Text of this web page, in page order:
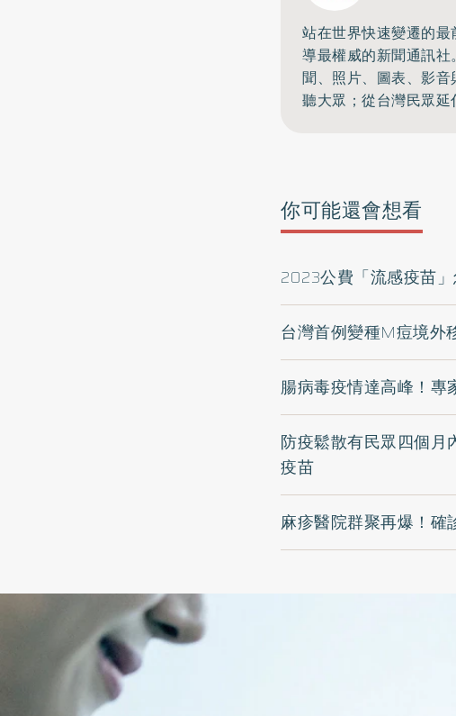
站在世界快速變遷的
導最權威的新聞通訊
聞、照片、圖表、影
聽大眾；從台灣民眾延
你可能還會想看
2023公費「流感疫苗
台灣首例變種M痘境外
腸病毒疫情達高峰！專
防疫鬆散有民眾四個月
疫苗
麻疹醫院群聚再爆！確